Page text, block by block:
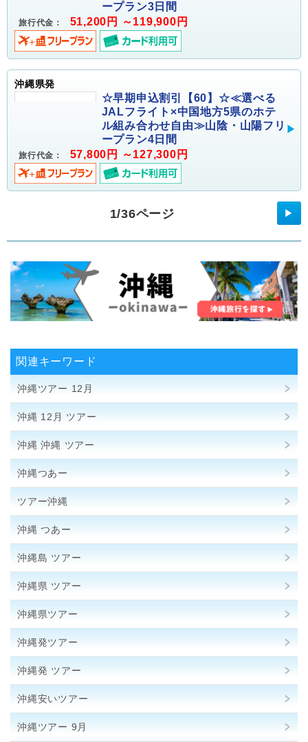
ープラン3日間
旅行代金： 51,200円 ～119,900円
沖縄県発
☆早期申込割引【60】☆≪選べる
JALフライト×中国地方5県のホテ
ル組み合わせ自由≫山陰・山陽フリ
ープラン4日間
旅行代金： 57,800円 ～127,300円
1/36ページ ▶
関連キーワード
沖縄ツアー 12月
沖縄 12月 ツアー
沖縄 沖縄 ツアー
沖縄つあー
ツアー沖縄
沖縄 つあー
沖縄島 ツアー
沖縄県 ツアー
沖縄県ツアー
沖縄発ツアー
沖縄発 ツアー
沖縄安いツアー
沖縄ツアー 9月